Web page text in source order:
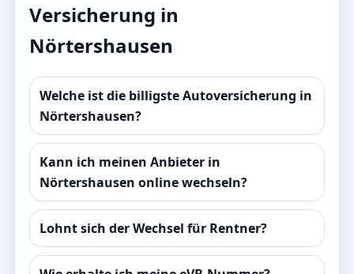
Versicherung in
Nörtershausen
Welche ist die billigste Autoversicherung in
Nörtershausen?
Kann ich meinen Anbieter in
Nörtershausen online wechseln?
Lohnt sich der Wechsel für Rentner?